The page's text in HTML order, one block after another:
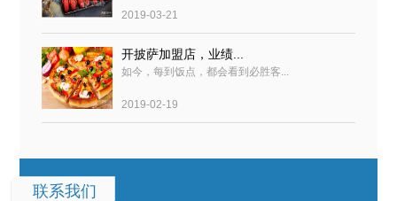
2019-03-21
开披萨加盟店，业绩...
如今，每到饭点，都会看到必胜客...
2019-02-19
联系我们